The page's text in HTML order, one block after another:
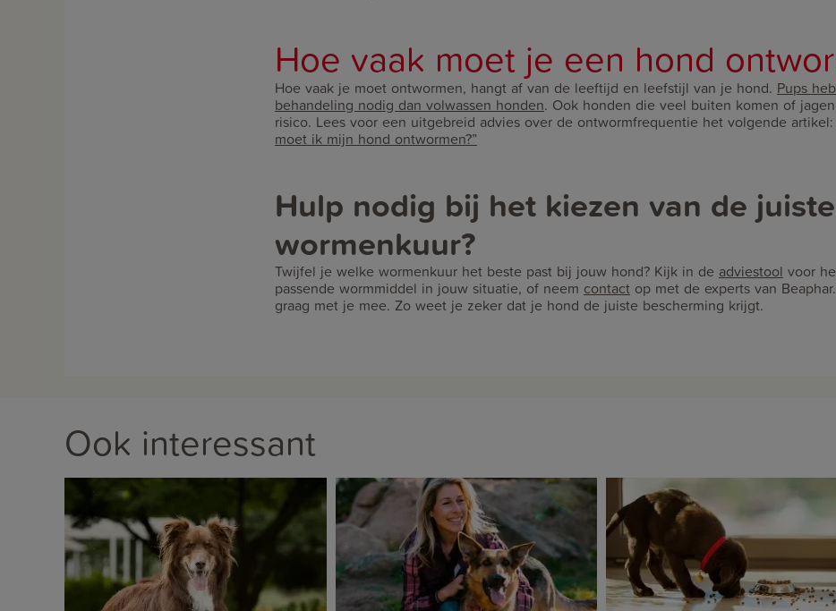
Hoe vaak moet je een hond
Hoe vaak je moet ontwormen, hangt af van de leeftijd en leefstijl van je hond. Pups
behandeling nodig dan volwassen honden. Ook honden die veel buiten komen of
risico. Lees voor een uitgebreid advies over de ontwormfrequentie het volgende artikel:
moet ik mijn hond ontwormen?”
Hulp nodig bij het kiezen van de juiste
wormenkuur?
Twijfel je welke wormenkuur het beste past bij jouw hond? Kijk in de adviestool voor
passende wormmiddel in jouw situatie, of neem contact op met de experts van
graag met je mee. Zo weet je zeker dat je hond de juiste bescherming krijgt.
Ook interessant